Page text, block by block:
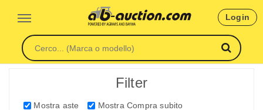
Login
Filter
Mostra aste Mostra Compra subito